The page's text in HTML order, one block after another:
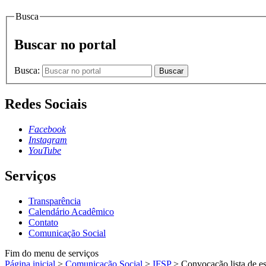
Busca
Buscar no portal
Busca: Buscar
Redes Sociais
Facebook
Instagram
YouTube
Serviços
Transparência
Calendário Acadêmico
Contato
Comunicação Social
Fim do menu de serviços
Página inicial > Comunicação Social > IFSP > Convocação lista de